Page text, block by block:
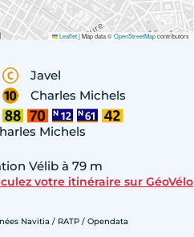
Leaflet|Map data ©OpenStreetMapcontributors
Javel
Charles Michels
Michels
Vélib à 79 m
votre itinéraire sur GéoVélo
Navitia / RATP / Opendata